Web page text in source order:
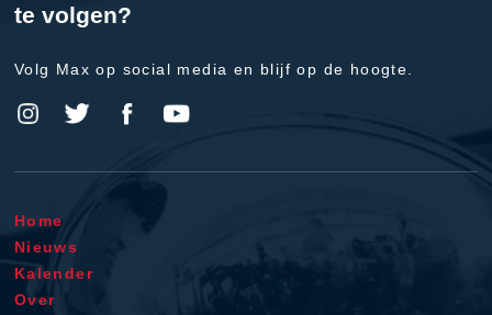
te volgen?
Volg Max op social media en blijf op de hoogte.
Home
Nieuws
Kalender
Over